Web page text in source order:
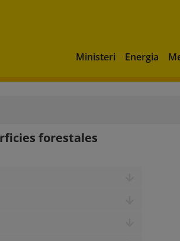
Ministeri Energia
forestales